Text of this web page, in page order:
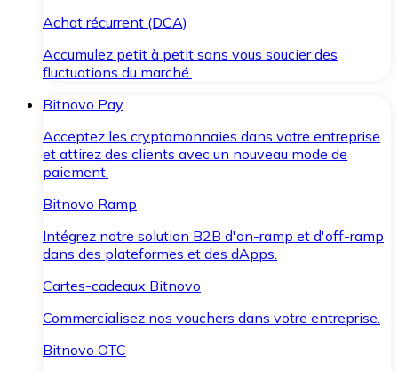
Achat récurrent (DCA)
Accumulez petit à petit sans vous soucier des
fluctuations du marché.
Bitnovo Pay
Acceptez les cryptomonnaies dans votre entreprise
et attirez des clients avec un nouveau mode de
paiement.
Bitnovo Ramp
Intégrez notre solution B2B d'on-ramp et d'off-ramp
dans des plateformes et des dApps.
Cartes-cadeaux Bitnovo
Commercialisez nos vouchers dans votre entreprise.
Bitnovo OTC